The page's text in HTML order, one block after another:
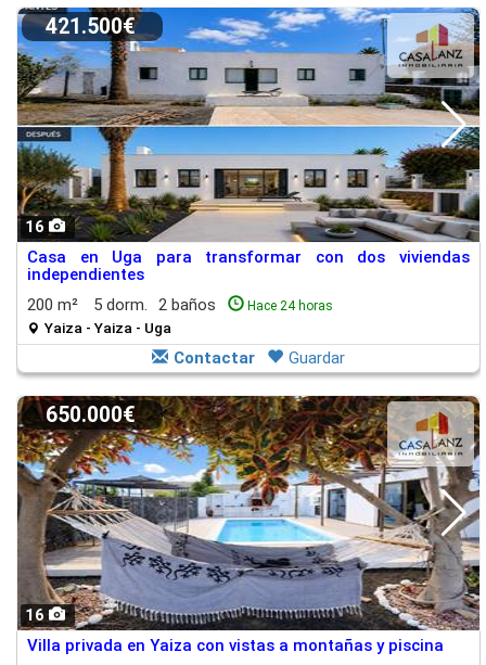
16
421.500€
Casa en Uga para transformar con dos viviendas
independientes
200 m²
5 dorm. 2 baños Hace 24 horas
Yaiza - Yaiza - Uga
Contactar Guardar
16
650.000€
Villa privada en Yaiza con vistas a montañas y piscina